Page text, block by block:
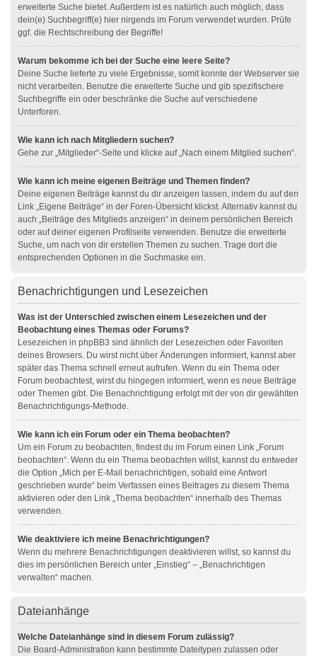
erweiterte Suche bietet. Außerdem ist es natürlich auch möglich, dass
dein(e) Suchbegriff(e) hier nirgends im Forum verwendet wurden. Prüfe
ggf. die Rechtschreibung der Begriffe!
Warum bekomme ich bei der Suche eine leere Seite?
Deine Suche lieferte zu viele Ergebnisse, somit konnte der Webserver sie
nicht verarbeiten. Benutze die erweiterte Suche und gib spezifischere
Suchbegriffe ein oder beschränke die Suche auf verschiedene
Unterforen.
Wie kann ich nach Mitgliedern suchen?
Gehe zur „Mitglieder“-Seite und klicke auf „Nach einem Mitglied suchen“.
Wie kann ich meine eigenen Beiträge und Themen finden?
Deine eigenen Beiträge kannst du dir anzeigen lassen, indem du auf den
Link „Eigene Beiträge“ in der Foren-Übersicht klickst. Alternativ kannst du
auch „Beiträge des Mitglieds anzeigen“ in deinem persönlichen Bereich
oder auf deiner eigenen Profilseite verwenden. Benutze die erweiterte
Suche, um nach von dir erstellen Themen zu suchen. Trage dort die
entsprechenden Optionen in die Suchmaske ein.
Benachrichtigungen und Lesezeichen
Was ist der Unterschied zwischen einem Lesezeichen und der
Beobachtung eines Themas oder Forums?
Lesezeichen in phpBB3 sind ähnlich der Lesezeichen oder Favoriten
deines Browsers. Du wirst nicht über Änderungen informiert, kannst aber
später das Thema schnell erneut aufrufen. Wenn du ein Thema oder
Forum beobachtest, wirst du hingegen informiert, wenn es neue Beiträge
oder Themen gibt. Die Benachrichtigung erfolgt mit der von dir gewählten
Benachrichtigungs-Methode.
Wie kann ich ein Forum oder ein Thema beobachten?
Um ein Forum zu beobachten, findest du im Forum einen Link „Forum
beobachten“. Wenn du ein Thema beobachten willst, kannst du entweder
die Option „Mich per E-Mail benachrichtigen, sobald eine Antwort
geschrieben wurde“ beim Verfassen eines Beitrages zu diesem Thema
aktivieren oder den Link „Thema beobachten“ innerhalb des Themas
verwenden.
Wie deaktiviere ich meine Benachrichtigungen?
Wenn du mehrere Benachrichtigungen deaktivieren willst, so kannst du
dies im persönlichen Bereich unter „Einstieg“ – „Benachrichtigen
verwalten“ machen.
Dateianhänge
Welche Dateianhänge sind in diesem Forum zulässig?
Die Board-Administration kann bestimmte Dateitypen zulassen oder